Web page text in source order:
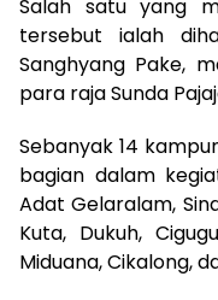
Salah satu yang
tersebut ialah
Sanghyang Pake,
para raja Sunda
Sebanyak 14
bagian dalam
Adat Gelaralam,
Kuta, Dukuh,
Miduana, Cikalong,